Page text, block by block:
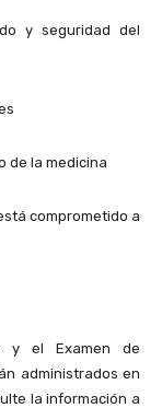
y seguridad del
de la medicina
comprometido a
y el Examen de
administrados en
la información a